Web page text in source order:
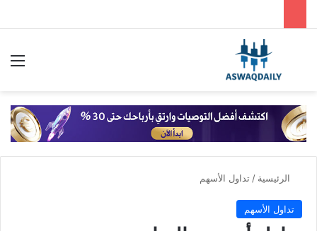
بحث عن
الرئيسية / تداول الأسهم
تداول الأسهم